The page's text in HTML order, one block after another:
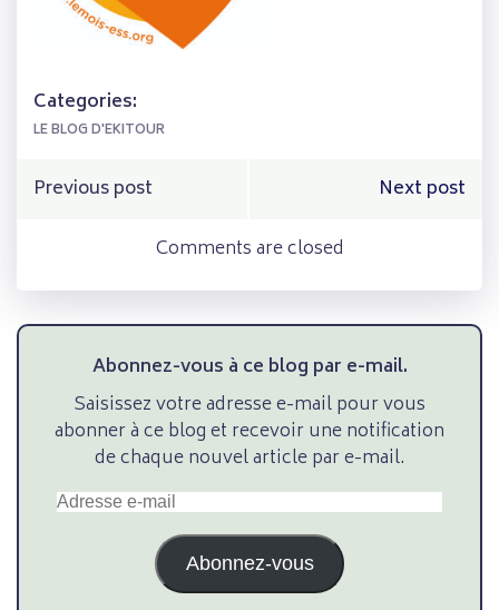
Categories:
LE BLOG D'EKITOUR
Navigation
l’article
Previous post
Navigation
de
l’article
Next post
Comments are closed
Abonnez-vous à ce blog par e-mail.
Saisissez votre adresse e-mail pour vous
abonner à ce blog et recevoir une notification
de chaque nouvel article par e-mail.
Adresse
Abonnez-vous